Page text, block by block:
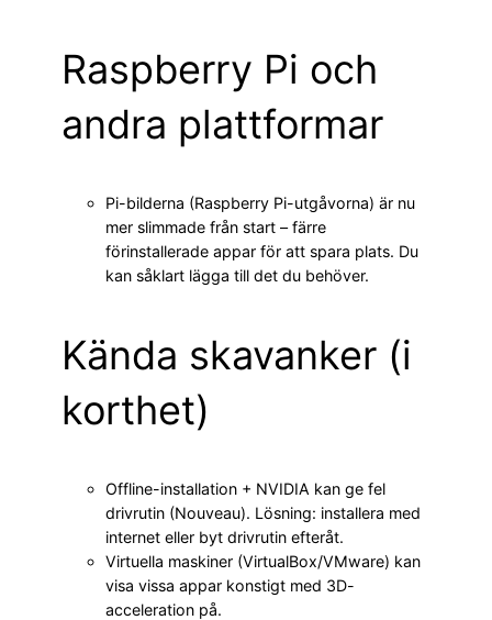
Raspberry Pi och
andra plattformar
Pi-bilderna (Raspberry Pi-utgåvorna) är nu
mer slimmade från start – färre
förinstallerade appar för att spara plats. Du
kan såklart lägga till det du behöver.
Kända skavanker (i
korthet)
Offline-installation + NVIDIA kan ge fel
drivrutin (Nouveau). Lösning: installera med
internet eller byt drivrutin efteråt.
Virtuella maskiner (VirtualBox/VMware) kan
visa vissa appar konstigt med 3D-
acceleration på.